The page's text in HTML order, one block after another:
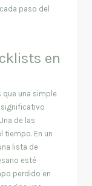
paso del
en
que una simple
significativo
de las
tiempo. En un
lista de
esté
perdido en